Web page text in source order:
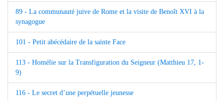
89 - La communauté juive de Rome et la visite de Benoît XVI à la
synagogue
101 - Petit abécédaire de la sainte Face
113 - Homélie sur la Transfiguration du Seigneur (Matthieu 17, 1-
9)
116 - Le secret d’une perpétuelle jeunesse